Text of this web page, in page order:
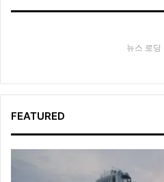
뉴스 로딩
FEATURED